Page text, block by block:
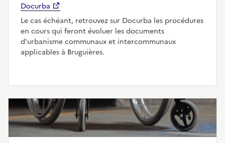
Docurba
Le cas échéant, retrouvez sur Docurba les procédures
en cours qui feront évoluer les documents
d'urbanisme communaux et intercommunaux
applicables à Bruguières.